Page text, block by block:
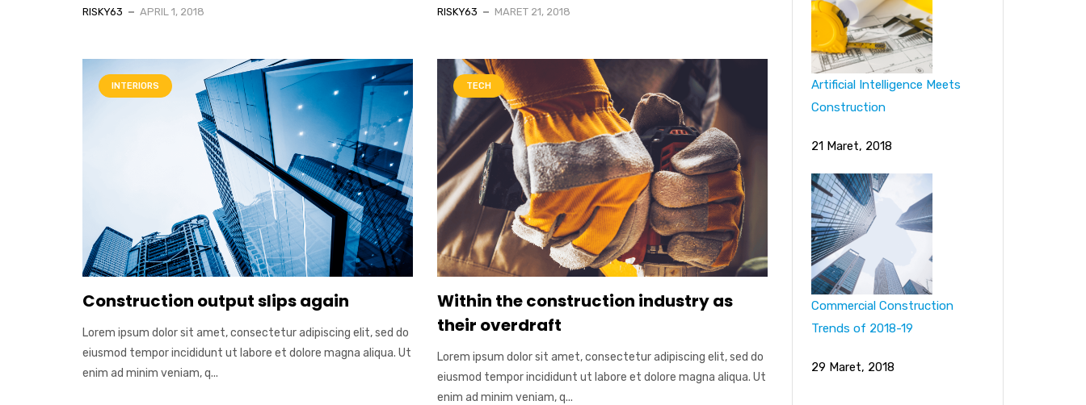
RISKY63 APRIL 1, 2018 RISKY63 MARET 21, 2018
INTERIORS
Construction output slips again
Lorem ipsum dolor sit amet, consectetur adipiscing elit, sed do
eiusmod tempor incididunt ut labore et dolore magna aliqua. Ut
enim ad minim veniam, q...
TECH
Within the construction industry as
their overdraft
Lorem ipsum dolor sit amet, consectetur adipiscing elit, sed do
eiusmod tempor incididunt ut labore et dolore magna aliqua. Ut
enim ad minim veniam, q...
Artificial Intelligence Meets
Construction
21 Maret, 2018
Commercial Construction
Trends of 2018-19
29 Maret, 2018